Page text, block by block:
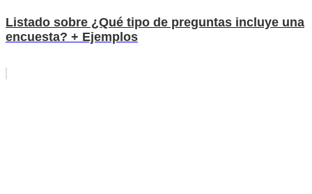
Listado sobre ¿Qué tipo de preguntas incluye una
encuesta? + Ejemplos